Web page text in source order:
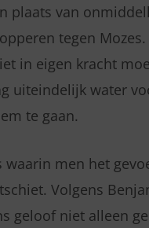
plaats van
tegen
in eigen kracht
uiteindelijk water
te gaan.
waarin men het
Volgens
geloof niet alleen